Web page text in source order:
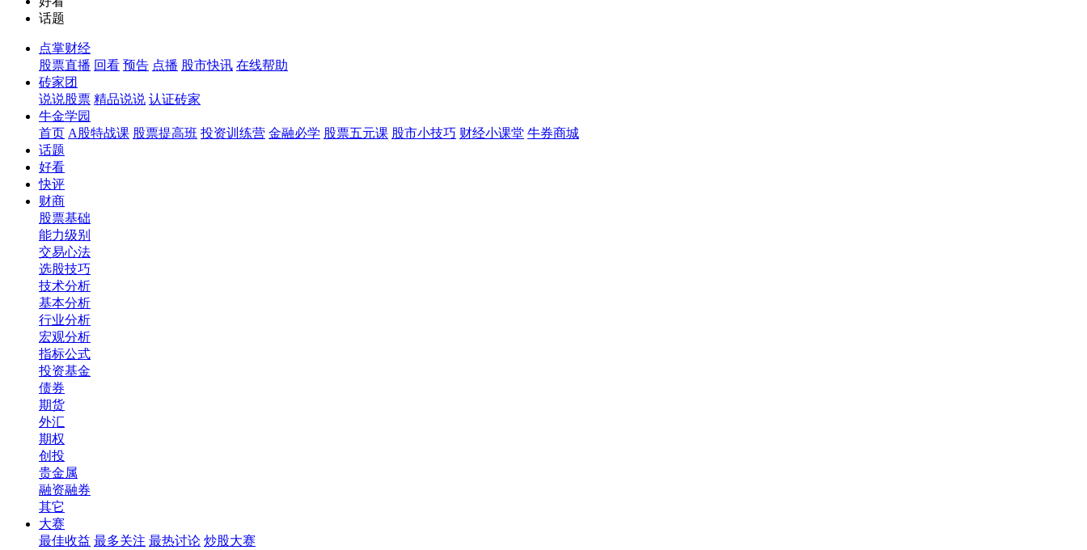
话题
点掌财经
股票直播 回看 预告 点播 股市快讯 在线帮助
砖家团
说说股票 精品说说 认证砖家
牛金学园
首页 A股特战课 股票提高班 投资训练营 金融必学 股票五元课 股市小技巧 财经小课堂 牛券商城
话题
好看
快评
财商
股票基础
能力级别
交易心法
选股技巧
技术分析
基本分析
行业分析
宏观分析
指标公式
投资基金
债券
期货
外汇
期权
创投
贵金属
融资融券
其它
大赛
最佳收益 最多关注 最热讨论 炒股大赛